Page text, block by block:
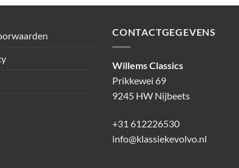
CONTACTGEGEVENS
Willems Classics
Prikkewei 69
9245 HW Nijbeets
+31 612226530
info@klassiekevolvo.nl